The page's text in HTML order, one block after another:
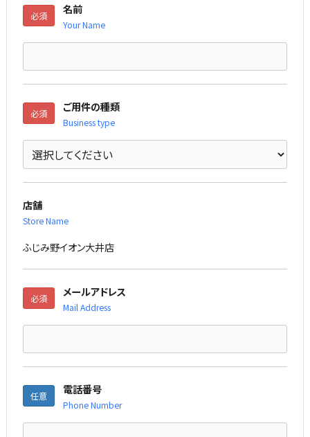
必須 名前
Your Name
必須 ご用件の種類
Business type
店舗
Store Name
ふじみ野イオン大井店
必須 メールアドレス
Mail Address
任意 電話番号
Phone Number